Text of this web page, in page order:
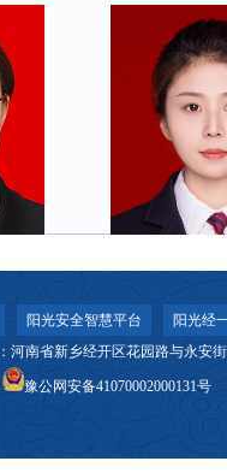
李璐
阳光安全智慧平台
阳光经
南省新乡经开区花园路与永安
豫公网安备41070002000131号